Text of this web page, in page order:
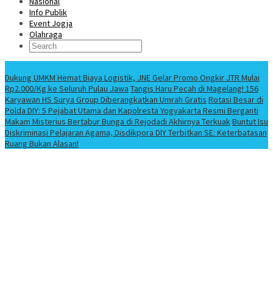
Info Publik
Event Jogja
Olahraga
Dukung UMKM Hemat Biaya Logistik, JNE Gelar Promo Ongkir JTR Mulai
Rp2.000/Kg ke Seluruh Pulau Jawa Tangis Haru Pecah di Magelang! 156
Karyawan HS Surya Group Diberangkatkan Umrah Gratis Rotasi Besar di
Polda DIY: 5 Pejabat Utama dan Kapolresta Yogyakarta Resmi Berganti
Makam Misterius Bertabur Bunga di Rejodadi Akhirnya TerkuakBuntut Isu
Diskriminasi Pelajaran Agama, Disdikpora DIY Terbitkan SE: Keterbatasan
Ruang Bukan Alasan!